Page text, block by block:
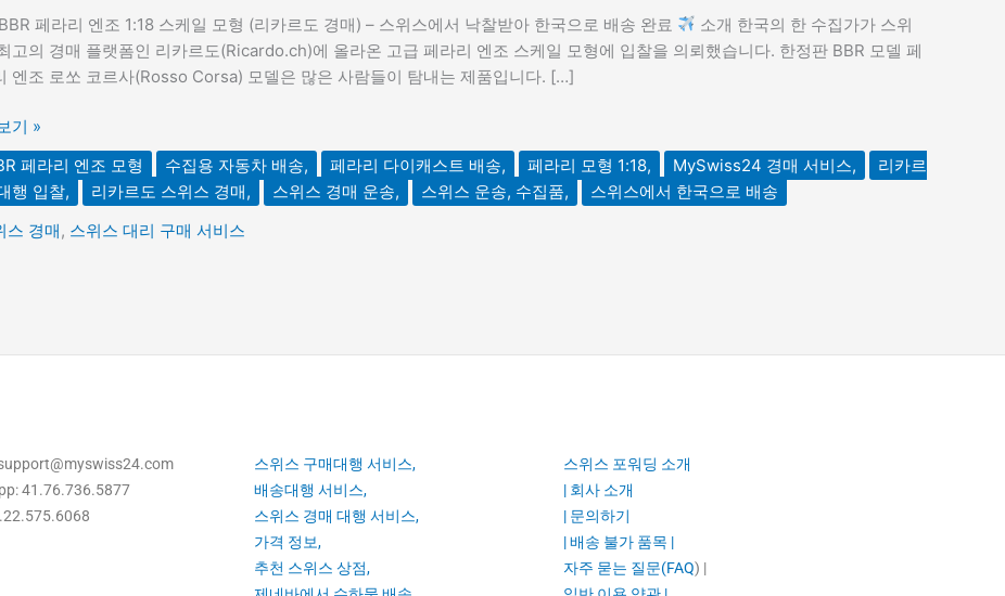
BBR 페라리 엔조 1:18 스케일 모형 (리카르도 경매) – 스위스에서 낙찰받아 한국으로 배송 완료
소개 한국의 한 수집가가 스위
고의 경매 플랫폼인 리카르도(Ricardo.ch)에 올라온 고급 페라리 엔조 스케일 모형에 입찰을 의뢰했습니다. 한정판 BBR 모델 페
엔조 로쏘 코르사(Rosso Corsa) 모델은 많은 사람들이 탐내는 제품입니다. […]
기 »
페라리 엔조 모형
수집용 자동차 배송, 페라리 다이캐스트 배송, 페라리 모형 1:18, MySwiss24 경매 서비스,
리카르
행 입찰,
리카르도 스위스 경매, 스위스 경매 운송, 스위스 운송, 수집품,
스위스에서 한국으로 배송
스 경매, 스위스 대리 구매 서비스
41.76.736.5877
스위스 구매대행 서비스,
배송대행 서비스,
스위스 경매 대행 서비스,
가격 정보,
추천 스위스 상점,
스위스 포워딩 소개
| 회사 소개
| 문의하기
| 배송 불가 품목 |
자주 묻는 질문(FAQ) |